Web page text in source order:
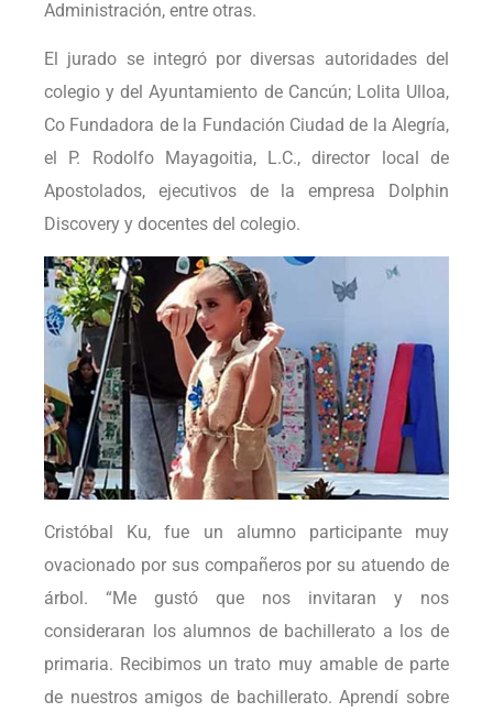
Administración, entre otras.
El jurado se integró por diversas autoridades del
colegio y del Ayuntamiento de Cancún; Lolita Ulloa,
Co Fundadora de la Fundación Ciudad de la Alegría,
el P. Rodolfo Mayagoitia, L.C., director local de
Apostolados, ejecutivos de la empresa Dolphin
Discovery y docentes del colegio.
Cristóbal Ku, fue un alumno participante muy
ovacionado por sus compañeros por su atuendo de
árbol. “Me gustó que nos invitaran y nos
consideraran los alumnos de bachillerato a los de
primaria. Recibimos un trato muy amable de parte
de nuestros amigos de bachillerato. Aprendí sobre